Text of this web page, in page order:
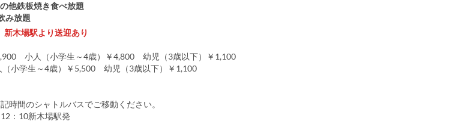
他鉄板焼き食べ放題
み放題
木場駅より送迎あり
小人（小学生～4歳）￥4,800 幼児（3歳以下）￥1,100
小学生～4歳）￥5,500 幼児（3歳以下）￥1,100
時間のシャトルバスでご移動ください。
：10新木場駅発